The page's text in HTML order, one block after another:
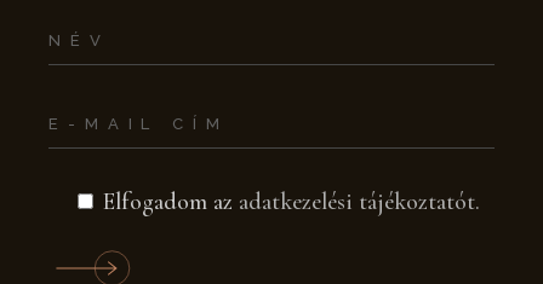
Elfogadom az adatkezelési tájékoztatót.